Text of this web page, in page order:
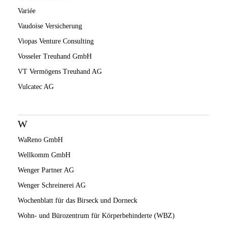
Variée
Vaudoise Versicherung
Viopas Venture Consulting
Vosseler Treuhand GmbH
VT Vermögens Treuhand AG
Vulcatec AG
W
WaReno GmbH
Wellkomm GmbH
Wenger Partner AG
Wenger Schreinerei AG
Wochenblatt für das Birseck und Dorneck
Wohn- und Bürozentrum für Körperbehinderte (WBZ)